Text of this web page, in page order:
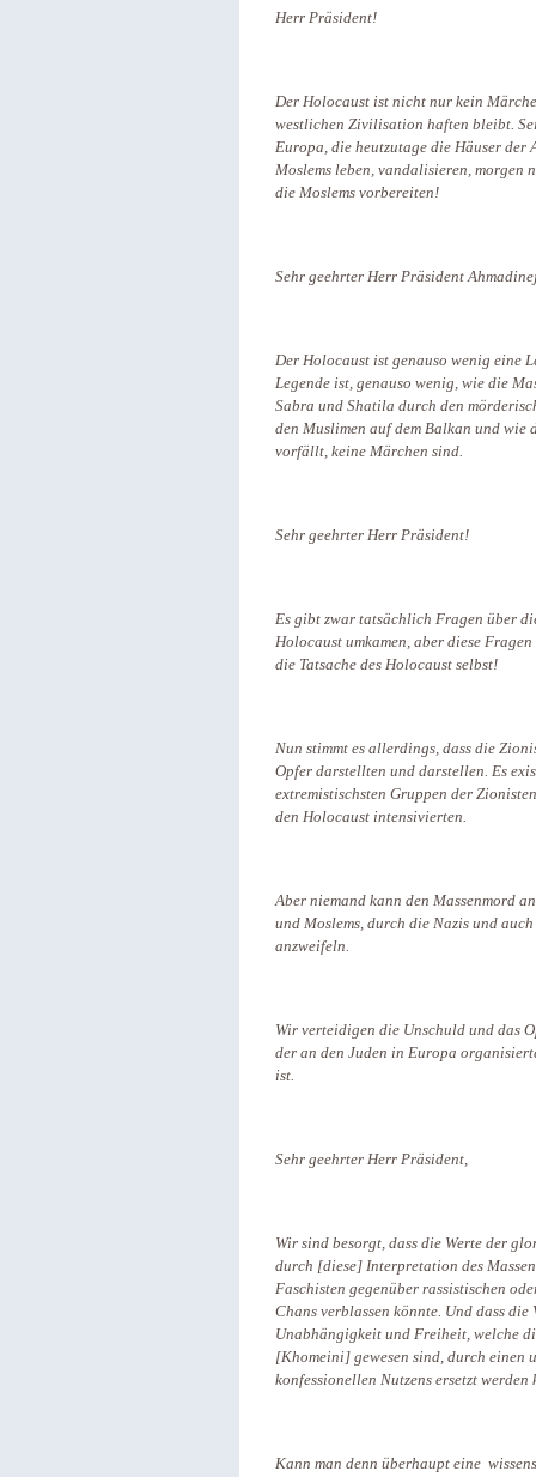
Herr Präsident!
Der Holocaust ist nicht nur kein
westlichen Zivilisation haften bleibt.
Europa, die heutzutage die Häuser
Moslems leben, vandalisieren, morgen
die Moslems vorbereiten!
Sehr geehrter Herr Präsident
Der Holocaust ist genauso wenig eine
Legende ist, genauso wenig, wie die
Sabra und Shatila durch den
den Muslimen auf dem Balkan und wie
vorfällt, keine Märchen sind.
Sehr geehrter Herr Präsident!
Es gibt zwar tatsächlich Fragen über
Holocaust umkamen, aber diese
die Tatsache des Holocaust selbst!
Nun stimmt es allerdings, dass die
Opfer darstellten und darstellen. Es
extremistischsten Gruppen der
den Holocaust intensivierten.
Aber niemand kann den Massenmord
und Moslems, durch die Nazis und
anzweifeln.
Wir verteidigen die Unschuld und das
der an den Juden in Europa
ist.
Sehr geehrter Herr Präsident,
Wir sind besorgt, dass die Werte der
durch [diese] Interpretation des
Faschisten gegenüber rassistischen
Chans verblassen könnte. Und dass
Unabhängigkeit und Freiheit, welche
[Khomeini] gewesen sind, durch einen
konfessionellen Nutzens ersetzt werden
Kann man denn überhaupt eine